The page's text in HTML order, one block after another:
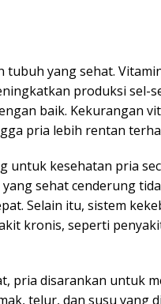
yang sehat.
produksi sel-
baik. Kekurangan
pria lebih rentan
untuk kesehatan pria
sehat cenderung
Selain itu, sistem
kronis, seperti
pria disarankan untuk
telur, dan susu yang